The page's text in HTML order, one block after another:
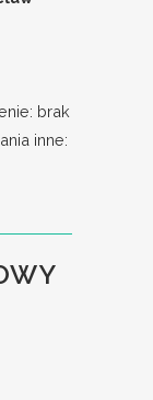
brak
inne: